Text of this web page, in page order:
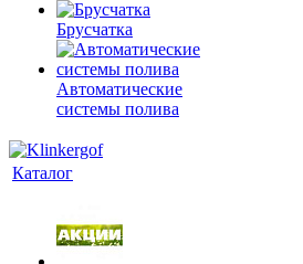
Брусчатка
Автоматические
системы полива
Каталог